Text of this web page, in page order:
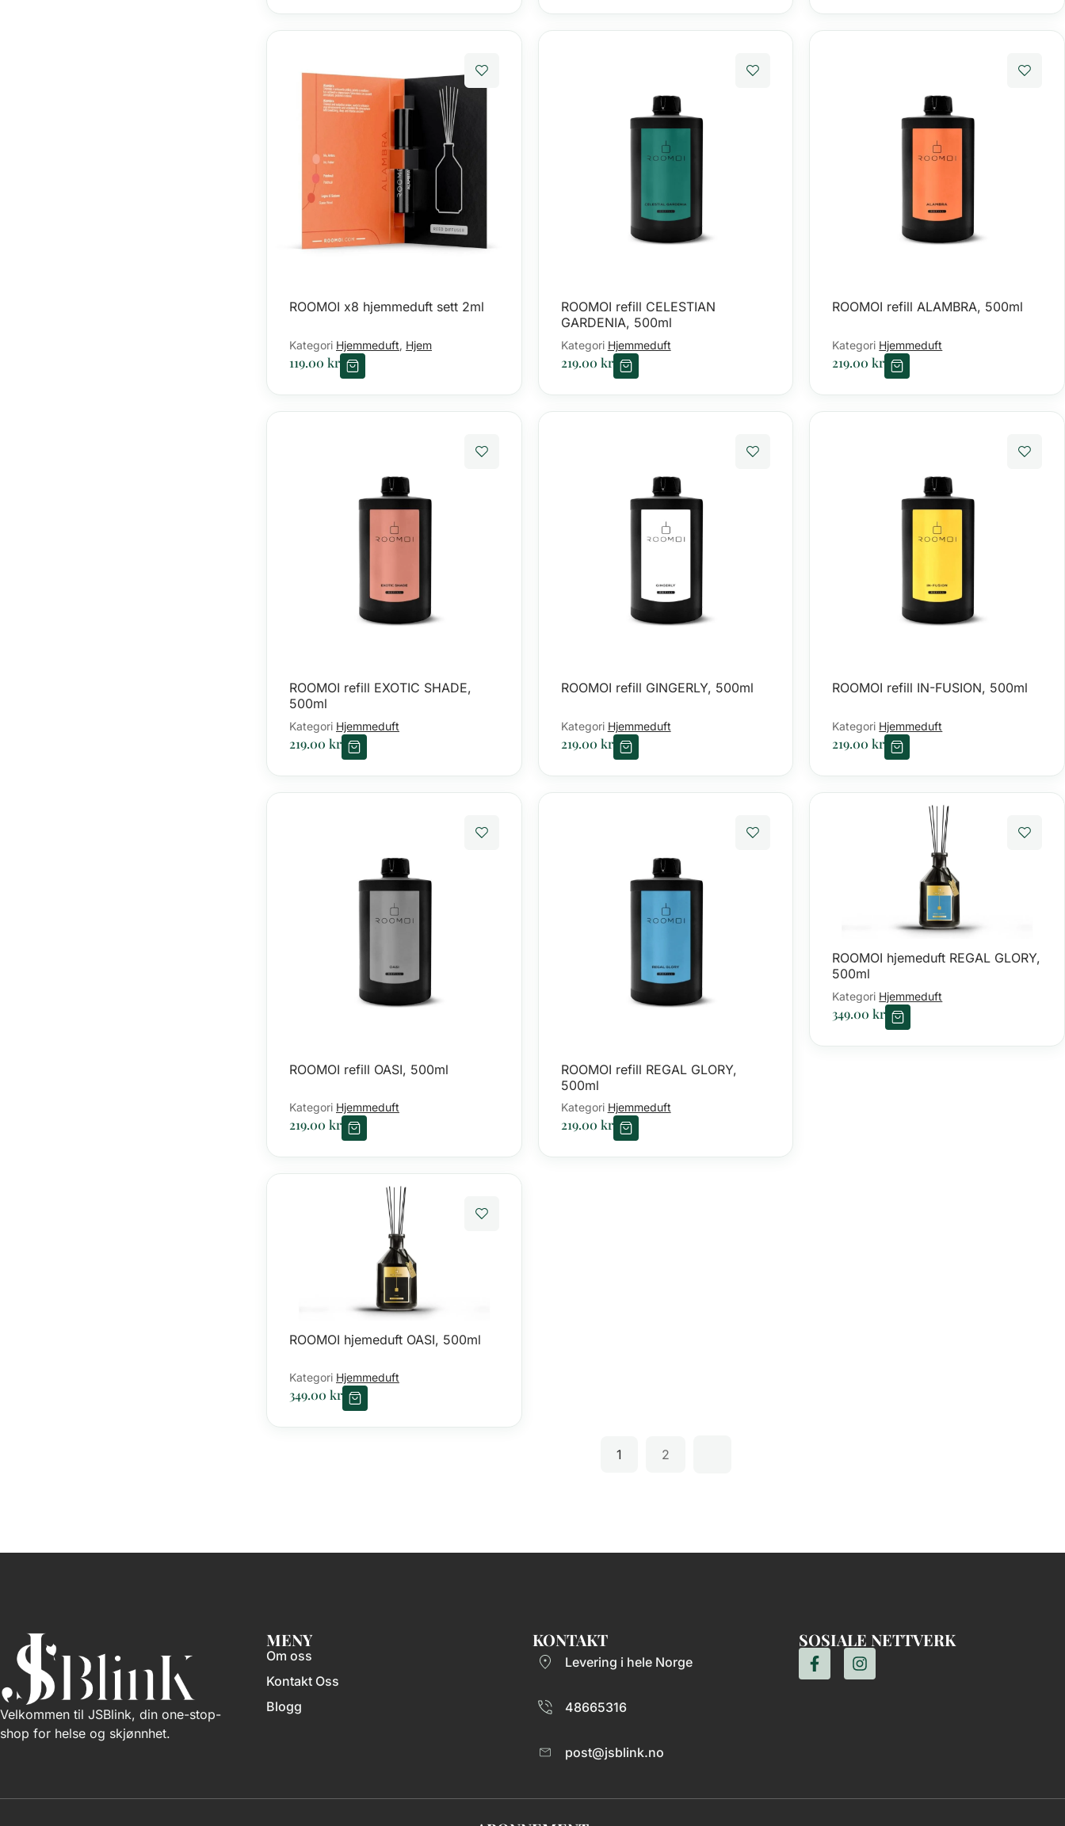
ROOMOI x8 hjemmeduft sett 2ml
Kategori Hjemmeduft, Hjem
119.00 kr
ROOMOI refill CELESTIAN
GARDENIA, 500ml
Kategori Hjemmeduft
219.00 kr
ROOMOI refill ALAMBRA, 500ml
Kategori Hjemmeduft
219.00kr
ROOMOI refill EXOTIC SHADE,
500ml
Kategori Hjemmeduft
219.00 kr
ROOMOI refill GINGERLY, 500ml
Kategori Hjemmeduft
219.00 kr
ROOMOI refill IN-FUSION, 500ml
Kategori Hjemmeduft
219.00kr
ROOMOI refill OASI, 500ml
Kategori Hjemmeduft
219.00 kr
ROOMOI refill REGAL GLORY,
500ml
Kategori Hjemmeduft
219.00 kr
ROOMOI hjemeduft REGAL GLORY,
500ml
Kategori Hjemmeduft
349.00kr
ROOMOI hjemeduft OASI, 500ml
Kategori Hjemmeduft
349.00 kr
1 2
Velkommen til JSBlink, din one-stop-
shop for helse og skjønnhet.
MENY
Om oss
Kontakt Oss
Blogg
KONTAKT
Levering i hele Norge
48665316
post@jsblink.no
SOSIALE NETTVERK